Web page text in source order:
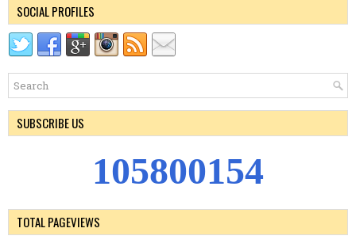
SOCIAL PROFILES
SUBSCRIBE US
105800154
TOTAL PAGEVIEWS